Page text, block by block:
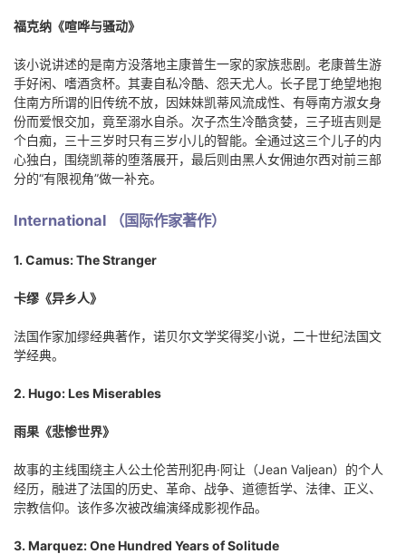
福克纳《喧哗与骚动》
该小说讲述的是南方没落地主康普生一家的家族悲剧。老康普生游
手好闲、嗜酒贪杯。其妻自私冷酷、怨天尤人。长子昆丁绝望地抱
住南方所谓的旧传统不放，因妹妹凯蒂风流成性、有辱南方淑女身
份而爱恨交加，竟至溺水自杀。次子杰生冷酷贪婪，三子班吉则是
个白痴，三十三岁时只有三岁小儿的智能。全通过这三个儿子的内
心独白，围绕凯蒂的堕落展开，最后则由黑人女佣迪尔西对前三部
分的“有限视角”做一补充。
International （国际作家著作）
1. Camus: The Stranger
卡缪《异乡人》
法国作家加缪经典著作，诺贝尔文学奖得奖小说，二十世纪法国文
学经典。
2. Hugo: Les Miserables
雨果《悲惨世界》
故事的主线围绕主人公土伦苦刑犯冉·阿让（Jean Valjean）的个人
经历，融进了法国的历史、革命、战争、道德哲学、法律、正义、
宗教信仰。该作多次被改编演绎成影视作品。
3. Marquez: One Hundred Years of Solitude